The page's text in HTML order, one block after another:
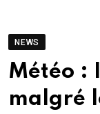
NEWS
Météo :
malgré